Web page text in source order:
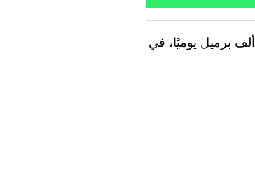
بمقدار 30 ألف برميل يوميًا، في